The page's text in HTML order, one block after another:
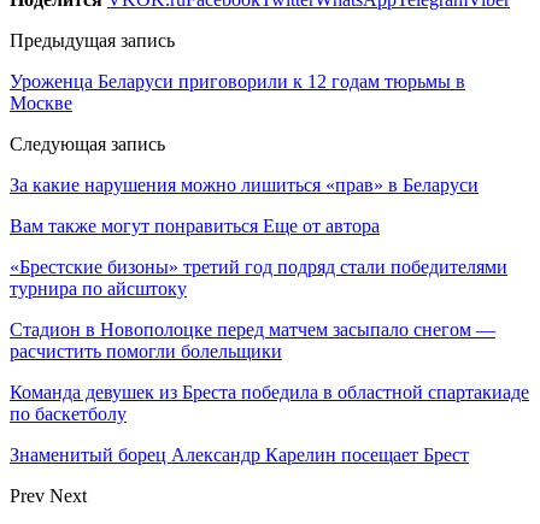
Предыдущая запись
Уроженца Беларуси приговорили к 12 годам тюрьмы в
Москве
Следующая запись
За какие нарушения можно лишиться «прав» в Беларуси
Вам также могут понравиться Еще от автора
«Брестские бизоны» третий год подряд стали победителями
турнира по айсштоку
Стадион в Новополоцке перед матчем засыпало снегом —
расчистить помогли болельщики
Команда девушек из Бреста победила в областной спартакиаде
по баскетболу
Знаменитый борец Александр Карелин посещает Брест
Prev Next